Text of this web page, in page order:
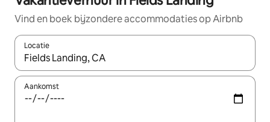
Vind en boek bijzondere accommodaties op Airbnb
Locatie
Wanneer er suggesties beschikbaar zijn, maak je een keuze
Aankomst